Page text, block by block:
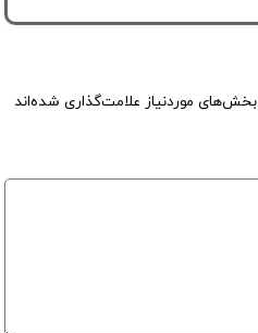
بخش‌های موردنیاز علامت‌گذاری شده‌اند